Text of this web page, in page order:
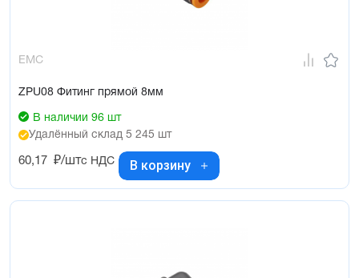
EMC
ZPU08 Фитинг прямой 8мм
В наличии 96 шт
Удалённый склад 5 245 шт
60,17 ₽/штс НДС В корзину